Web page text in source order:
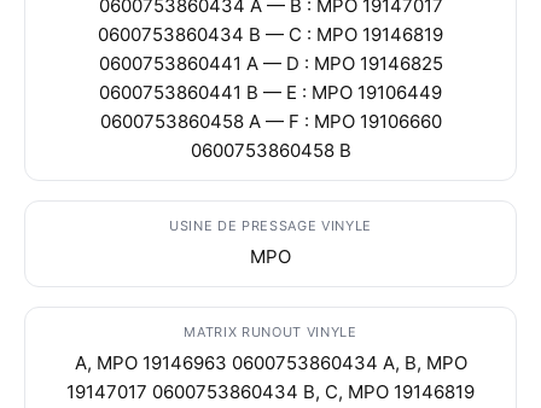
0600753860434 A — B : MPO 19147017
0600753860434 B — C : MPO 19146819
0600753860441 A — D : MPO 19146825
0600753860441 B — E : MPO 19106449
0600753860458 A — F : MPO 19106660
0600753860458 B
USINE DE PRESSAGE VINYLE
MPO
MATRIX RUNOUT VINYLE
A, MPO 19146963 0600753860434 A, B, MPO
19147017 0600753860434 B, C, MPO 19146819